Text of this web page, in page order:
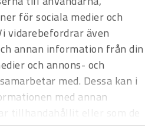
för sociala medier och
vidarebefordrar även
annan information från din
och annons- och
med. Dessa kan i
med annan
använt deras tjänster.
Art.nr 2603234
vaughan